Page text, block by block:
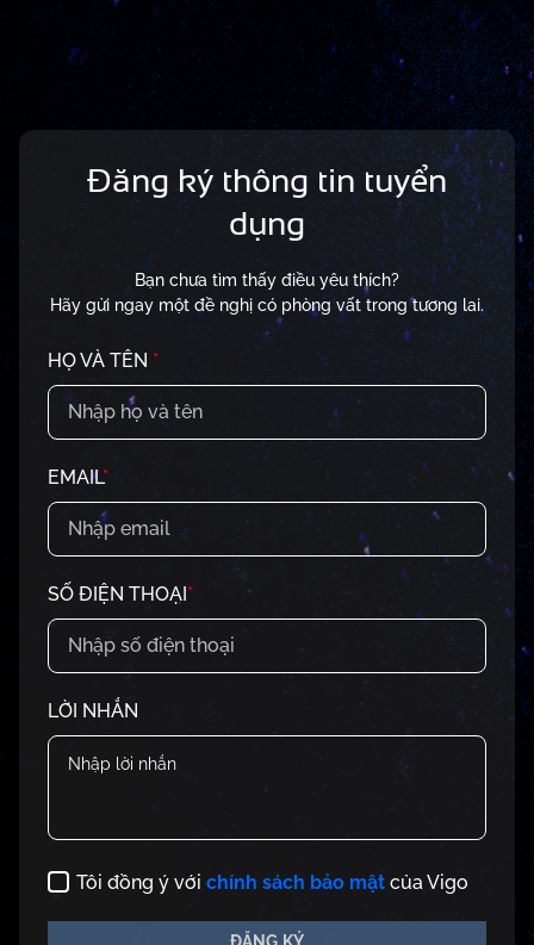
Đăng ký thông tin tuyển
dụng
Bạn chưa tìm thấy điều yêu thích?
Hãy gửi ngay một đề nghị có phòng vất trong tương lai.
HỌ VÀ TÊN *
EMAIL*
SỐ ĐIỆN THOẠI*
LỜI NHẮN
Tôi đồng ý với chính sách bảo mật của Vigo